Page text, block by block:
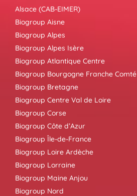
Alsace (CAB-EIMER)
Biogroup Aisne
Biogroup Alpes
Biogroup Alpes Isère
Biogroup Atlantique Centre
Biogroup Bourgogne Franche Comté
Biogroup Bretagne
Biogroup Centre Val de Loire
Biogroup Corse
Biogroup Côte d’Azur
Biogroup Île-de-France
Biogroup Loire Ardèche
Biogroup Lorraine
Biogroup Maine Anjou
Biogroup Nord